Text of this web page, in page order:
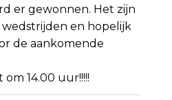
er gewonnen. Het zijn
en hopelijk
de aankomende
14.00 uur!!!!!